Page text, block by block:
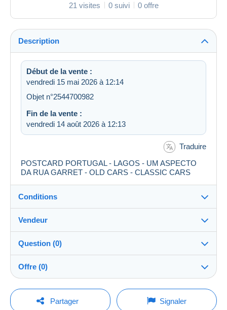
21 visites 0 suivi 0 offre
Description
Début de la vente :
vendredi 15 mai 2026 à 12:14
Objet n°2544700982
Fin de la vente :
vendredi 14 août 2026 à 12:13
Traduire
POSTCARD PORTUGAL - LAGOS - UM ASPECTO
DA RUA GARRET - OLD CARS - CLASSIC CARS
Conditions
Destination :
Voir la liste des pays
Expédition :
Envoi après paiement
A charge de l'acheteur
Vendeur
Oldpaperandmore100%(5635x)
Boutique
Question (0)
Pour poser une question, vous devez ouvrir
Offre (0)
La vente sera prolongée d'une minute si une offre est
posée moins d'une minute avant son échéance.
Partager Signaler